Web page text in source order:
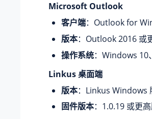
Microsoft Outlook
客户端：Outlook for
版本：Outlook 2016 或
操作系统：Windows 10
Linkus 桌面端
版本：Linkus Windows
固件版本：1.0.19 或更